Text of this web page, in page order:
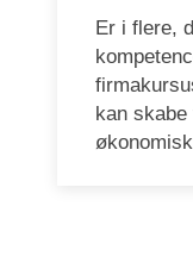
Er i flere,
kan